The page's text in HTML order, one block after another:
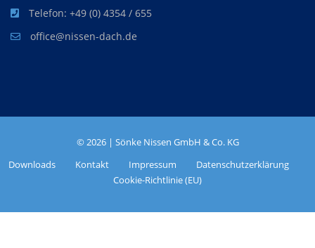
Telefon: +49 (0) 4354 / 655
office@nissen-dach.de
©2026 | Sönke Nissen GmbH & Co. KG
Downloads
Kontakt Impressum
Datenschutzerklärung
Cookie-Richtlinie (EU)